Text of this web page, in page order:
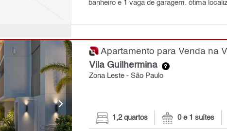
banheiro e 1 vaga de garagem. ótima
Apartamento para Venda na
Vila Guilhermina-
Zona Leste - São Paulo
1,2 quartos 0 e 1 suítes